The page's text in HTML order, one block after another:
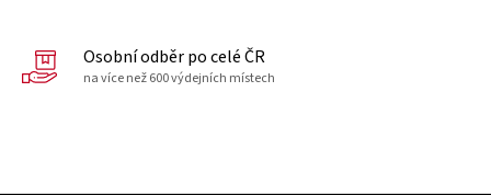
Osobní odběr po celé ČR
na více než 600 výdejních místech